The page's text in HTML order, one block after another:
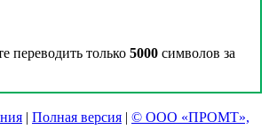
переводить только 5000 символов за
| Полная версия | © ООО «ПРОМТ»,